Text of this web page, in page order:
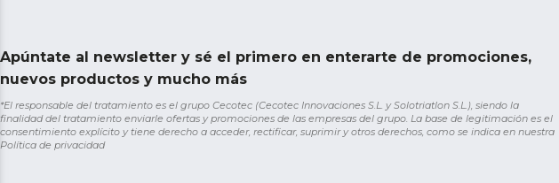
Apúntate al newsletter y sé el primero en enterarte de promociones,
nuevos productos y mucho más
*El responsable del tratamiento es el grupo Cecotec (Cecotec Innovaciones S.L. y Solotriatlon S.L.), siendo la
finalidad del tratamiento enviarle ofertas y promociones de las empresas del grupo. La base de legitimación es el
consentimiento explícito y tiene derecho a acceder, rectificar, suprimir y otros derechos, como se indica en nuestra
Política de privacidad